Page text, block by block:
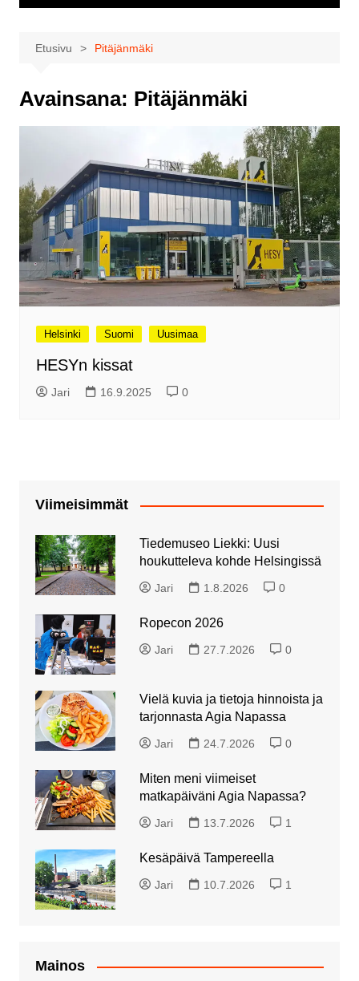
Etusivu Pitäjänmäki
Avainsana: Pitäjänmäki
Helsinki Suomi Uusimaa
HESYn kissat
Jari 16.9.2025 0
Viimeisimmät
Tiedemuseo Liekki: Uusi
houkutteleva kohde Helsingissä
Jari 1.8.2026 0
Ropecon 2026
Jari 27.7.2026 0
Vielä kuvia ja tietoja hinnoista ja
tarjonnasta Agia Napassa
Jari 24.7.2026 0
Miten meni viimeiset
matkapäiväni Agia Napassa?
Jari 13.7.2026 1
Kesäpäivä Tampereella
Jari 10.7.2026 1
Mainos